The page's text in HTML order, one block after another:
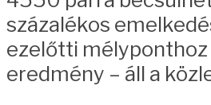
százalékos
ezelőtti
eredmény – áll a